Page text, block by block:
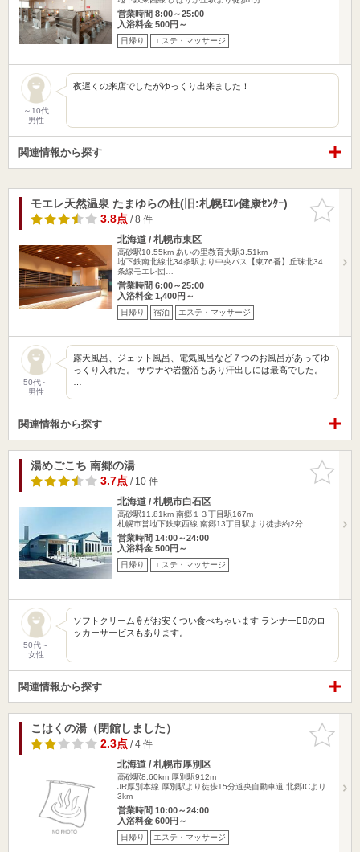
営業時間 8:00～25:00
入浴料金 500円～
日帰り エステ・マッサージ
～10代
男性
夜遅くの来店でしたがゆっくり出来ました！
関連情報から探す
お気に入
りに追加
モエレ天然温泉 たまゆらの杜(旧:札幌ﾓｴﾚ健康ｾﾝﾀｰ)
3.8点/ 8 件
北海道 / 札幌市東区
高砂駅10.55km あいの里教育大駅3.51km
地下鉄南北線北34条駅より中央バス【東76番】丘珠北34
条線モエレ団…
営業時間 6:00～25:00
入浴料金 1,400円～
日帰り 宿泊 エステ・マッサージ
50代～
男性
露天風呂、ジェット風呂、電気風呂など７つのお風呂があってゆ
っくり入れた。 サウナや岩盤浴もあり汗出しには最高でした。
関連情報から探す
お気に入
りに追加
湯めごこち 南郷の湯
3.7点/ 10 件
北海道 / 札幌市白石区
高砂駅11.81km 南郷１３丁目駅167m
札幌市営地下鉄東西線 南郷13丁目駅より徒歩約2分
営業時間 14:00～24:00
入浴料金 500円～
日帰り エステ・マッサージ
50代～
女性
ソフトクリーム🍦がお安くつい食べちゃいます ランナー🏃‍♀️のロ
ッカーサービスもあります。
関連情報から探す
お気に入
りに追加
こはくの湯（閉館しました）
2.3点/ 4 件
北海道 / 札幌市厚別区
高砂駅8.60km 厚別駅912m
JR厚別本線 厚別駅より徒歩15分道央自動車道 北郷ICより
3km
営業時間 10:00～24:00
入浴料金 600円～
日帰り エステ・マッサージ